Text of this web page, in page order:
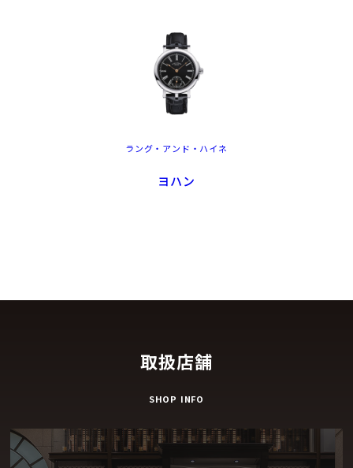
ラング・アンド・ハイネ
ヨハン
取扱店舗
SHOP INFO